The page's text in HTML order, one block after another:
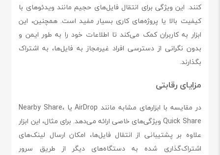
کنند. این ویژگی برای انتقال فایل‌های حجیم مانند ویدئوهای با
کیفیت بالا یا پروژه‌های کاری بسیار مفید است. همچنین، این
ابزار به کاربران کمک می‌کند تا اطلاعات خود را به طور ایمن و
بدون نگرانی از دسترسی افراد غیرمجاز به فایل‌ها، به اشتراک
بگذارند.
مزایای رقابتی
در مقایسه با ابزارهای مشابه مانند AirDrop یا Nearby Share،
Quick Share ویژگی‌های خاصی ارائه می‌دهد. برای مثال، این ابزار
علاوه بر پشتیبانی از انتقال فایل‌ها، امکان ارسال لینک‌های
اشتراک‌گذاری شده به دستگاه‌های دیگر از طریق سرور